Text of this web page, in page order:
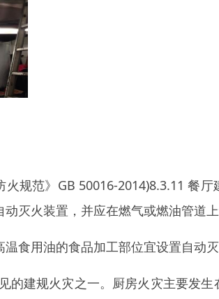
规范》GB 50016-2014)8.3.11 餐
灭火装置，并应在燃气或燃油管道
食用油的食品加工部位宜设置自动灭
的建规火灾之一。厨房火灾主要发